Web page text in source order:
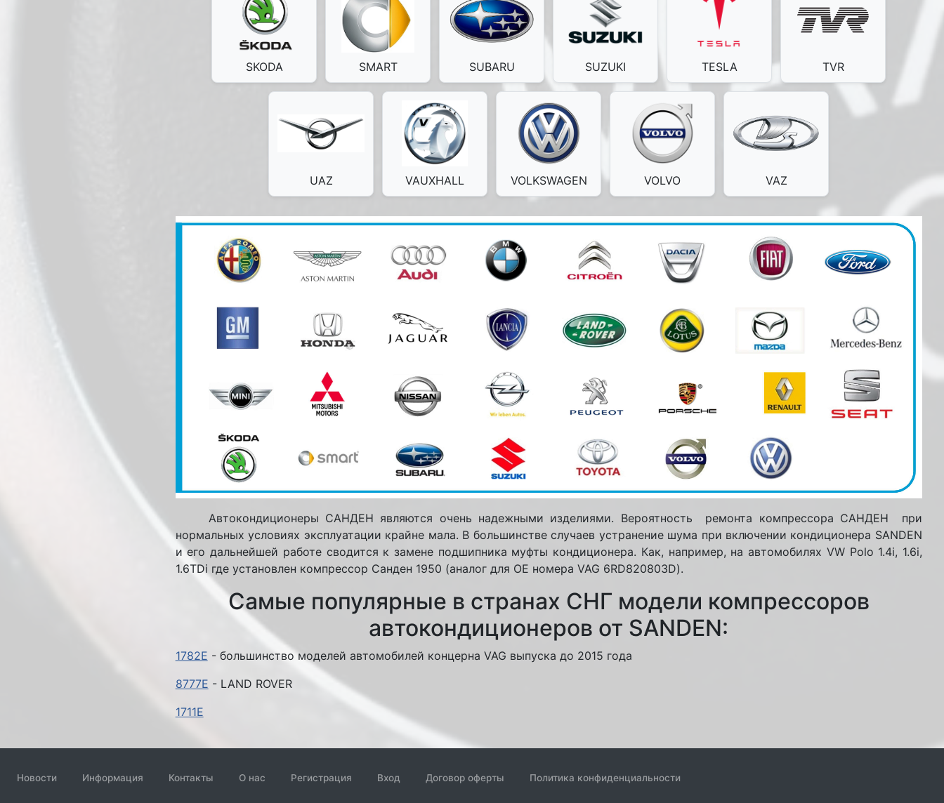
SKODA SMART SUBARU SUZUKI TESLA TVR
UAZ VAUXHALL VOLKSWAGEN VOLVO VAZ
Автокондиционеры САНДЕН являются очень надежными изделиями. Вероятность ремонта компрессора САНДЕН при
нормальных условиях эксплуатации крайне мала. В большинстве случаев устранение шума при включении кондиционера SANDEN
и его дальнейшей работе сводится к замене подшипника муфты кондиционера. Как, например, на автомобилях VW Polo 1.4i, 1.6i,
1.6TDi где установлен компрессор Санден 1950 (аналог для ОЕ номера VAG 6RD820803D).
Самые популярные в странах СНГ модели компрессоров
автокондиционеров от SANDEN:
1782E - большинство моделей автомобилей концерна VAG выпуска до 2015 года
8777E - LAND ROVER
1711E
Новости Информация Контакты О нас Регистрация Вход Договор оферты Политика конфиденциальности